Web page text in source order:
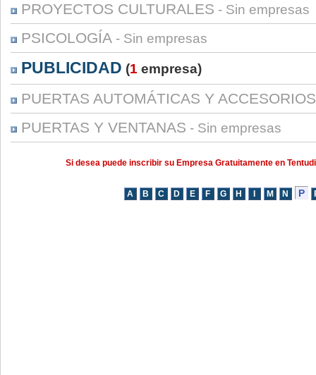
PROYECTOS CULTURALES - Sin empresas
PSICOLOGÍA - Sin empresas
PUBLICIDAD (1 empresa)
PUERTAS AUTOMÁTICAS Y ACCESORIOS
PUERTAS Y VENTANAS - Sin empresas
Si desea puede inscribir su Empresa Gratuitamente en